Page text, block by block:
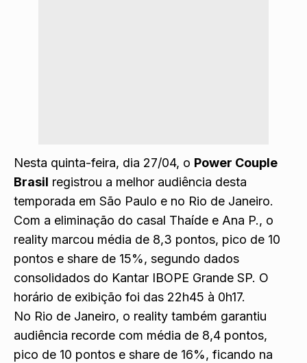
Nesta quinta-feira, dia 27/04, o Power Couple
Brasil registrou a melhor audiência desta
temporada em São Paulo e no Rio de Janeiro.
Com a eliminação do casal Thaíde e Ana P., o
reality marcou média de 8,3 pontos, pico de 10
pontos e share de 15%, segundo dados
consolidados do Kantar IBOPE Grande SP. O
horário de exibição foi das 22h45 à 0h17.
No Rio de Janeiro, o reality também garantiu
audiência recorde com média de 8,4 pontos,
pico de 10 pontos e share de 16%, ficando na